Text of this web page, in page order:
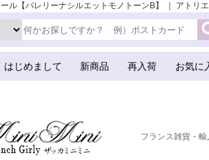
ル【バレリーナシルエットモノトーンB】 ｜ アト
はじめまして 新商品 再入荷 お気に
フランス雑貨・